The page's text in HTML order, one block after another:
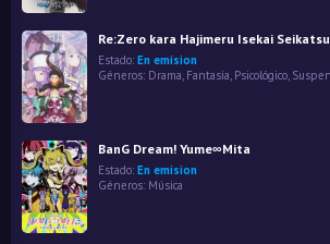
Re:Zero kara Hajimeru Isekai
Estado: En emision
Géneros: Drama Fantasía Psicológico
BanG Dream! Yume∞Mita
Estado: En emision
Géneros: Música